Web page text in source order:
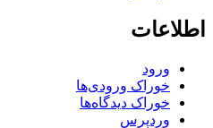
اطلاعات
ورود
خوراک ورودی‌ها
خوراک دیدگاه‌ها
وردپرس